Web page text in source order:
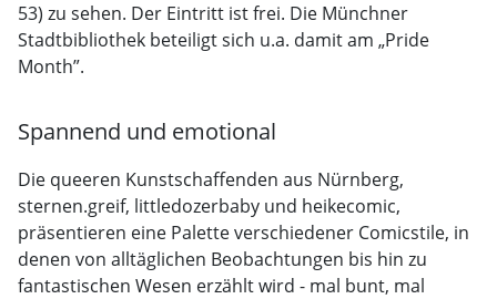
53) zu sehen. Der Eintritt ist frei. Die Münchner
Stadtbibliothek beteiligt sich u.a. damit am „Pride
Month”.
Spannend und emotional
Die queeren Kunstschaffenden aus Nürnberg,
sternen.greif, littledozerbaby und heikecomic,
präsentieren eine Palette verschiedener Comicstile, in
denen von alltäglichen Beobachtungen bis hin zu
fantastischen Wesen erzählt wird - mal bunt, mal